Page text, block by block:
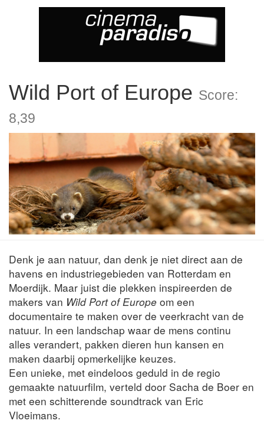
Wild Port of Europe Score:
8,39
Denk je aan natuur, dan denk je niet direct aan de
havens en industriegebieden van Rotterdam en
Moerdijk. Maar juist die plekken inspireerden de
makers van Wild Port of Europe om een
documentaire te maken over de veerkracht van de
natuur. In een landschap waar de mens continu
alles verandert, pakken dieren hun kansen en
maken daarbij opmerkelijke keuzes.
Een unieke, met eindeloos geduld in de regio
gemaakte natuurfilm, verteld door Sacha de Boer en
met een schitterende soundtrack van Eric
Vloeimans.